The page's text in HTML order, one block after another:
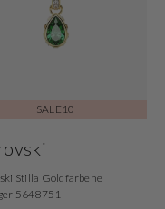
SALE10
Stilla Goldfarbene
5648751